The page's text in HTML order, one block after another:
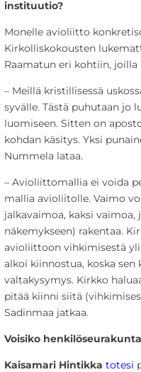
instituutio?
Monelle avioliitto
Kirkolliskokousten
Raamatun eri kohtiin,
– Meillä kristillisessä
syvälle. Tästä puhutaan jo
luomiseen. Sitten on
kohdan käsitys. Yksi
Nummela lataa.
– Avioliittomallia ei voida
mallia avioliitolle. Vaimo
jalkavaimoa, kaksi
näkemykseen) rakentaa.
avioliittoon vihkimisestä yli
alkoi kiinnostua, koska
valtakysymys. Kirkko
pitää kiinni siitä
Sadinmaa jatkaa.
Voisiko
Kaisamari Hintikka totesi